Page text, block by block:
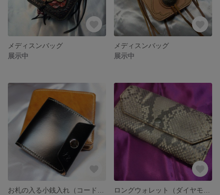
メディスンバッグ
展示中
メディスンバッグ
展示中